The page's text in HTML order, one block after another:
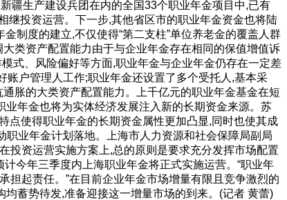
疆生产建设兵团在内的全国33个职业年金项目中,已有
继投资运营。下一步,其他省区市的职业年金资金也将陆
制度的建立,不仅使得“第二支柱”单位养老金的覆盖人群
类资产配置能力由于与企业年金存在相同的保值增值诉
式、风险偏好等方面,职业年金与企业年金仍存在一定差
账户管理人工作;职业年金还设置了多个受托人,基本采
胀的大类资产配置能力。上千亿元的职业年金基金在短
年金也将为实体经济发展注入新的长期资金来源。苏
点使得职业年金的长期资金属性更加凸显,同时也使其成
职业年金计划落地。上海市人力资源和社会保障局副局
投资运营实施方案上,总的原则是要求充分发挥市场配置
今年三季度内上海职业年金将正式实施运营。“职业年
起责任。”在目前企业年金市场增量有限且竞争激烈的
蓄势待发,准备迎接这一增量市场的到来。(记者 黄蕾)